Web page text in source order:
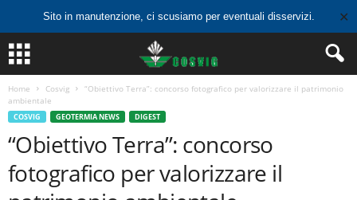
Sito in manutenzione, ci scusiamo per eventuali disservizi. ✕
Home Cosvig
“Obiettivo Terra”: concorso fotografico per valorizzare il patrimonio
ambientale
COSVIG GEOTERMIA NEWS DIGEST
“Obiettivo Terra”: concorso
fotografico per valorizzare il